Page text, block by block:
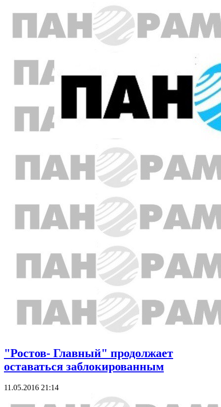
"Ростов- Главный" продолжает
оставаться заблокированным
11.05.2016 21:14